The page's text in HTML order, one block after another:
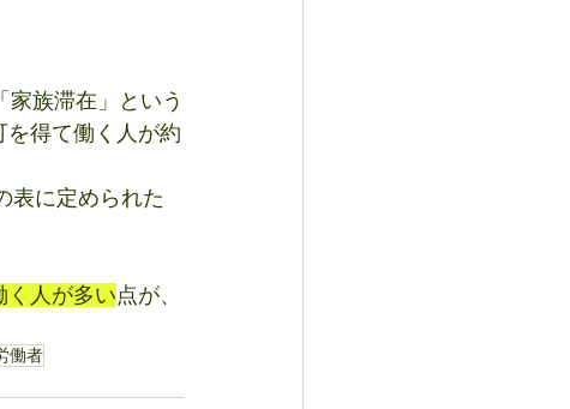
族滞在」という
得て働く人が約
表に定められた
く人が多い点が、
働者